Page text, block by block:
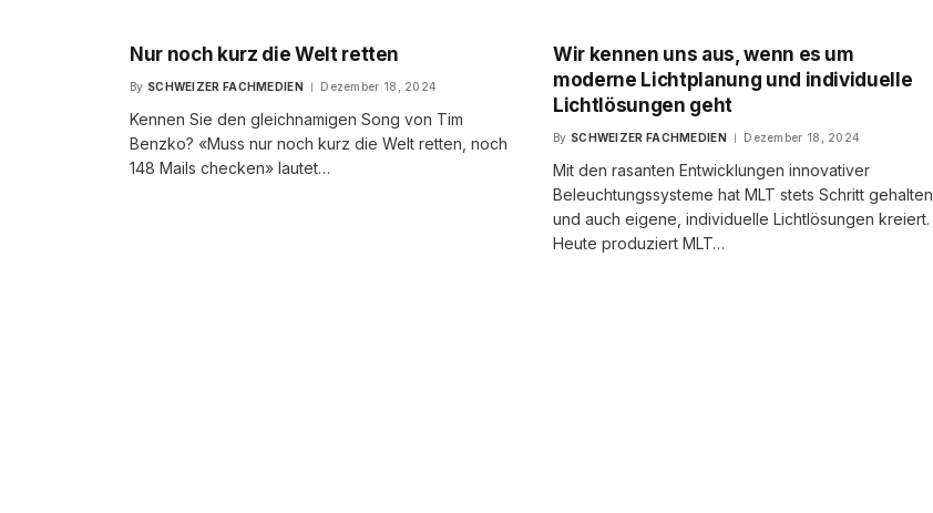
Nur noch kurz die Welt retten
By SCHWEIZER FACHMEDIEN Dezember 18, 2024
Kennen Sie den gleichnamigen Song von Tim
Benzko? «Muss nur noch kurz die Welt retten, noch
148 Mails checken» lautet…
Wir kennen uns aus, wenn es um
moderne Lichtplanung und individuelle
Lichtlösungen geht
By SCHWEIZER FACHMEDIEN Dezember 18, 2024
Mit den rasanten Entwicklungen innovativer
Beleuchtungssysteme hat MLT stets Schritt gehalten
und auch eigene, individuelle Lichtlösungen kreiert.
Heute produziert MLT…